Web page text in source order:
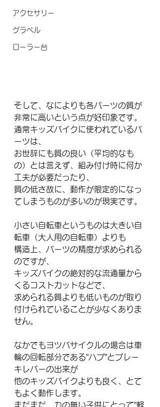
アクセサリー
グラベル
ローラー台
そして、なによりも各パーツの質が
非常に高いという点が好印象です。
通常キッズバイクに使われているパ
ーツは、
お世辞にも質の良い（平均的なも
の）とは言えず、組み付け時に何か
工夫が必要だったり、
質の低さ故に、動作が限定的になっ
てしまうものが多いのが現実です。
小さい自転車というものは大きい自
転車（大人用の自転車）よりも
構造上、パーツの精度が求められる
のですが、
キッズバイクの絶対的な流通量から
くるコストカットなどで、
求められる質よりも低いものが取り
付けられていることが少なくありま
せん。
なかでもヨツバサイクルの場合は車
輪の回転部分である”ハブ”とブレー
キレバーの出来が
他のキッズバイクよりも良く、とて
もよく動作します。
まだまだ、力の無い子供にとって”軽